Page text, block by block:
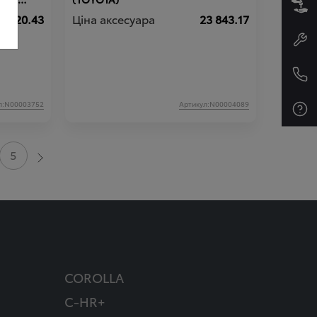
6 720.43 Ціна аксесуара 23 843.17
Артикул:N00004089
5
COROLLA
C-HR+